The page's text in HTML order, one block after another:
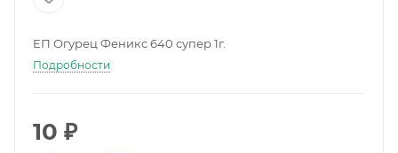
ЕП Огурец Феникс 640 супер 1г.
Подробности
10 ₽